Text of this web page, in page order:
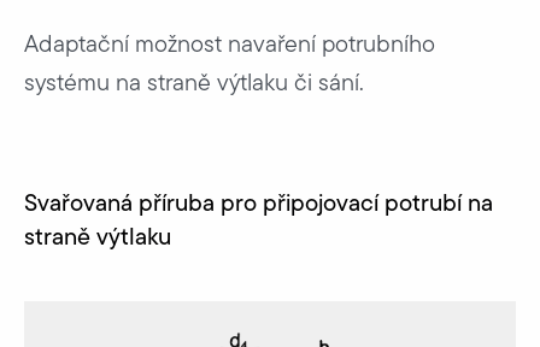
Adaptační možnost navaření potrubního
systému na straně výtlaku či sání.
Svařovaná příruba pro připojovací potrubí na
straně výtlaku